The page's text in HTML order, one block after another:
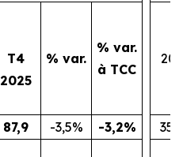
T4
2025
% var.
% var.
à TCC
87,9 -3,5% -3,2%